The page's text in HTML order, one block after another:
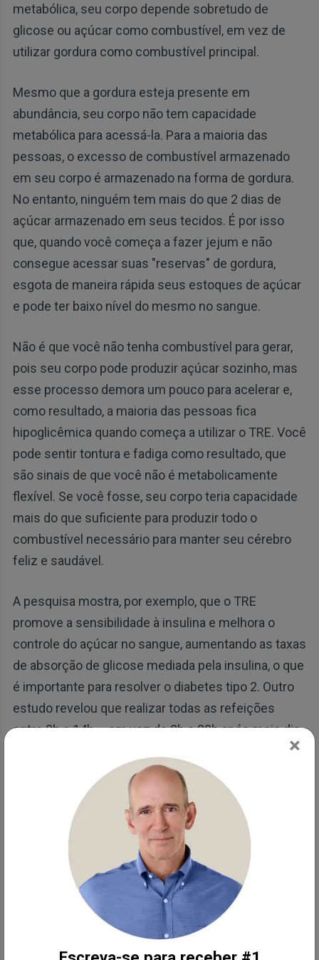
metabólica, seu corpo depende sobretudo de
glicose ou açúcar como combustível, em vez de
utilizar gordura como combustível principal.
Mesmo que a gordura esteja presente em
abundância, seu corpo não tem capacidade
metabólica para acessá-la. Para a maioria das
pessoas, o excesso de combustível armazenado
em seu corpo é armazenado na forma de gordura.
No entanto, ninguém tem mais do que 2 dias de
açúcar armazenado em seus tecidos. É por isso
que, quando você começa a fazer jejum e não
consegue acessar suas "reservas" de gordura,
esgota de maneira rápida seus estoques de açúcar
e pode ter baixo nível do mesmo no sangue.
Não é que você não tenha combustível para gerar,
pois seu corpo pode produzir açúcar sozinho, mas
esse processo demora um pouco para acelerar e,
como resultado, a maioria das pessoas fica
hipoglicêmica quando começa a utilizar o TRE. Você
pode sentir tontura e fadiga como resultado, que
são sinais de que você não é metabolicamente
flexível. Se você fosse, seu corpo teria capacidade
mais do que suficiente para produzir todo o
combustível necessário para manter seu cérebro
feliz e saudável.
A pesquisa mostra, por exemplo, que o TRE
promove a sensibilidade à insulina e melhora o
controle do açúcar no sangue, aumentando as taxas
de absorção de glicose mediada pela insulina, o que
é importante para resolver o diabetes tipo 2. Outro
estudo revelou que realizar todas as refeições
entre 8h e 14h – em vez de 8h e 20h após meio dia
— resultou em uma maior flexibilidade metabólica,
redução da fome e aumento da sensação de
saciedade, resultando em perda de peso.
O ideal é que você deve parar de consumir
alimentos por várias horas antes de dormir e, em
seguida, iniciar sua janela de alimentação no meio
da manhã após acordar. A maioria das pessoas que
está lendo isso pode se beneficiar ao adotar o TRE;
no entanto, não é recomendado para pessoas com
×